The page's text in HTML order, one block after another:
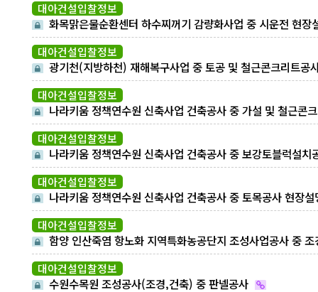
대아건설입찰정보
화목맑은물순환센터 하수찌꺼기 감량화사업 중 시운전 현장
명 알림
대아건설입찰정보
광기천(지방하천) 재해복구사업 중 토공 및 철근콘크리트공
현장설명,입찰알림
대아건설입찰정보
나라키움 정책연수원 신축사업 건축공사 중 가설 및 철근콘
트공사 현장설명 알림
대아건설입찰정보
나라키움 정책연수원 신축사업 건축공사 중 보강토블럭설치
사 현장설명회알림
대아건설입찰정보
나라키움 정책연수원 신축사업 건축공사 중 토목공사 현장설
회알림
대아건설입찰정보
함양 인산죽염 항노화 지역특화농공단지 조성사업공사 중 조
공사 현장설명회 알림
대아건설입찰정보
수원수목원 조성공사(조경,건축) 중 판넬공사